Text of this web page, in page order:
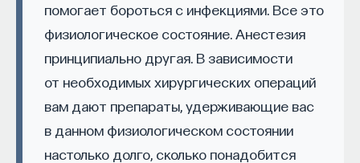
помогает бороться с инфекциями. Все это
физиологическое состояние. Анестезия
принципиально другая. В зависимости
от необходимых хирургических операций
вам дают препараты, удерживающие вас
в данном физиологическом состоянии
настолько долго, сколько понадобится
НАД МАТЕРИАЛОМ РАБОТАЛИ
ПостНаука